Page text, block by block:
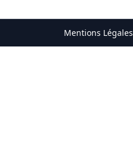
Mentions Légales